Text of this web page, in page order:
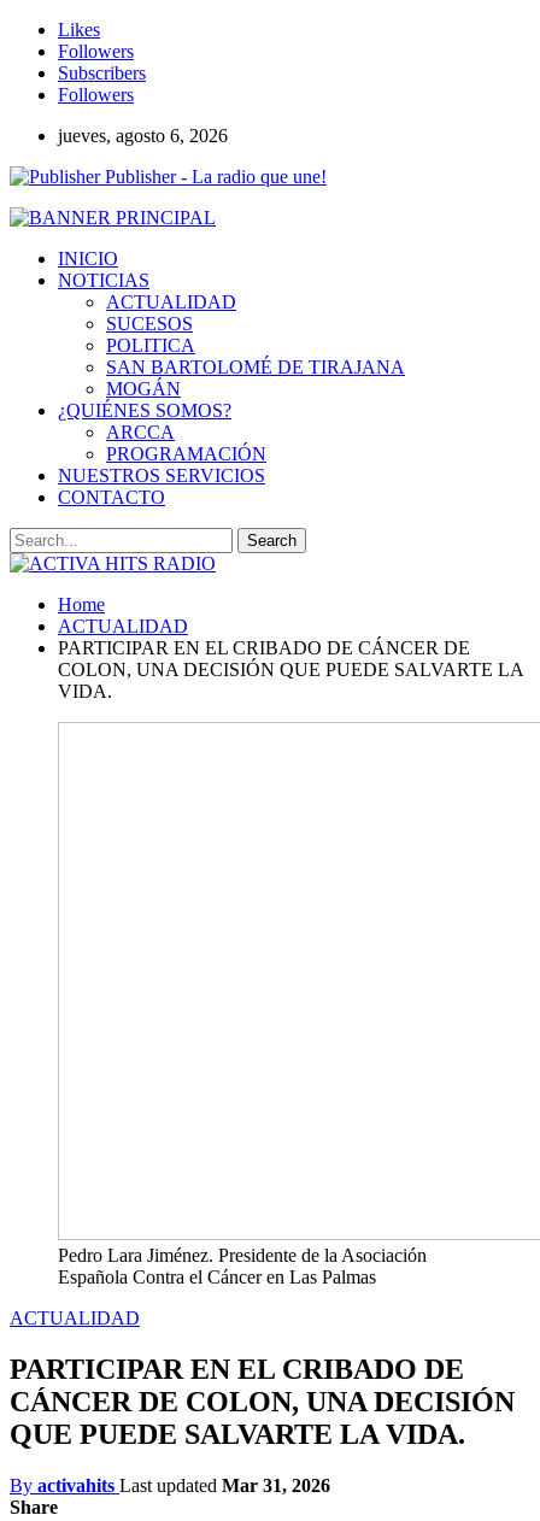
Likes
Followers
Subscribers
Followers
jueves, agosto 6, 2026
Publisher - La radio que une!
INICIO
NOTICIAS
ACTUALIDAD
SUCESOS
POLITICA
SAN BARTOLOMÉ DE TIRAJANA
MOGÁN
¿QUIÉNES SOMOS?
ARCCA
PROGRAMACIÓN
NUESTROS SERVICIOS
CONTACTO
Home
ACTUALIDAD
PARTICIPAR EN EL CRIBADO DE CÁNCER DE
COLON, UNA DECISIÓN QUE PUEDE SALVARTE LA
VIDA.
Pedro Lara Jiménez. Presidente de la Asociación
Española Contra el Cáncer en Las Palmas
ACTUALIDAD
PARTICIPAR EN EL CRIBADO DE
CÁNCER DE COLON, UNA DECISIÓN
QUE PUEDE SALVARTE LA VIDA.
By activahits Last updated Mar 31, 2026
Share